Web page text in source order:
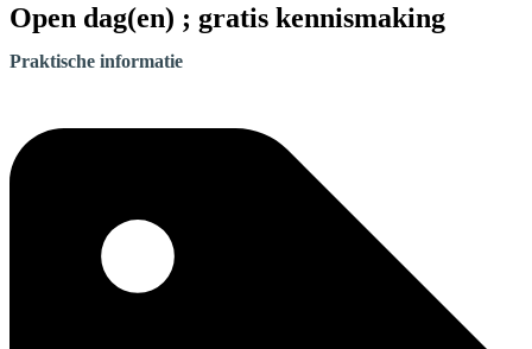
Open dag(en) ; gratis kennismaking
Praktische informatie